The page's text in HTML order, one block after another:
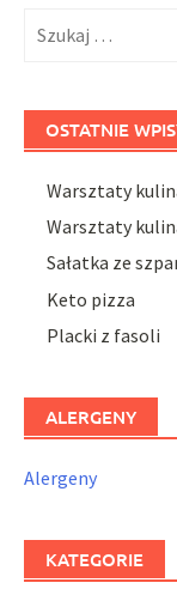
OSTATNIE
Warsztaty
Warsztaty
Sałatka ze
Keto pizza
Placki z fasoli
ALERGENY
Alergeny
KATEGORIE